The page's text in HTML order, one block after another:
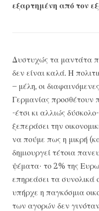
εξαρτημένη από τον
Δυστυχώς τα μαντάτα
δεν είναι καλά. Η
– μέλη, οι
Γερμανίας προσθέτουν
-έτσι κι αλλιώς
ξεπεράσει την
να πούμε πως η μικρή
δημιουργεί τέτοια
ψέματα· το 2% της
επηρεάσει τα συνολικά
υπήρχε η παγκόσμια
των αγορών δεν